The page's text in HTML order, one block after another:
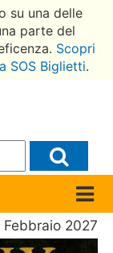
su una delle
parte del
Scopri
SOS Biglietti.
Febbraio 2027